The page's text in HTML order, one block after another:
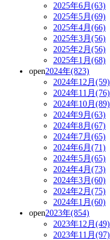
2025年6月(63)
2025年5月(69)
2025年4月(66)
2025年3月(56)
2025年2月(56)
2025年1月(68)
open2024年(823)
2024年12月(59)
2024年11月(76)
2024年10月(89)
2024年9月(63)
2024年8月(67)
2024年7月(65)
2024年6月(71)
2024年5月(65)
2024年4月(73)
2024年3月(60)
2024年2月(75)
2024年1月(60)
open2023年(854)
2023年12月(49)
2023年11月(97)